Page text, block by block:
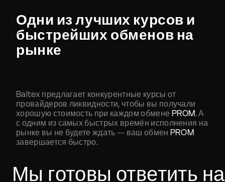
Одни из лучших курсов и
быстрейших обменов на
рынке
Baltex предлагает конкурентные курсы от
провайдеров ликвидности, чтобы вы получали
хорошую стоимость при каждом обмене PROM. А
с одним из самых быстрых времён исполнения на
рынке вы не будете ждать — ваш обмен PROM
завершается быстро.
Мы готовы ответить на